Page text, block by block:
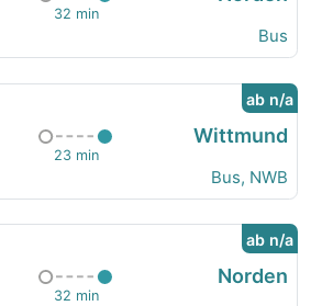
32 min
Bus
ab n/a
23 min
Wittmund
Bus, NWB
ab n/a
32 min
Norden